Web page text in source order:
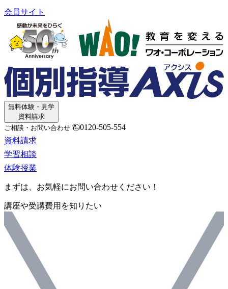
会員サイト
無料体験・見学
資料請求
ご相談・お問い合わせ
0120-505-554
資料請求
学習相談
体験授業
まずは、お気軽にお問い合わせください！
講座や受講費用を知りたい